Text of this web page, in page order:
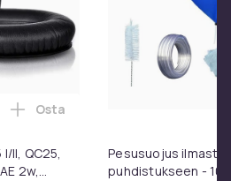
II, QC25,
2w,
Lisää Korvatyynyt Bose QC35
Osta
Pesusuojus
puhdistukseen -